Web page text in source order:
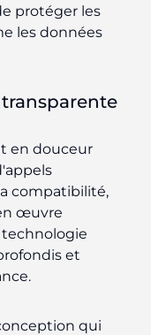
protéger les
les données
en douceur
compatibilité,
œuvre
technologie
et
qui